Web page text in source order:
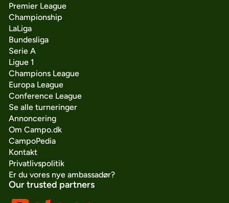
Premier League
Championship
LaLiga
Bundesliga
Serie A
Ligue 1
Champions League
Europa League
Conference League
Se alle turneringer
Annoncering
Om Campo.dk
CampoPedia
Kontakt
Privatlivspolitik
Er du vores nye ambassadør?
Our trusted partners